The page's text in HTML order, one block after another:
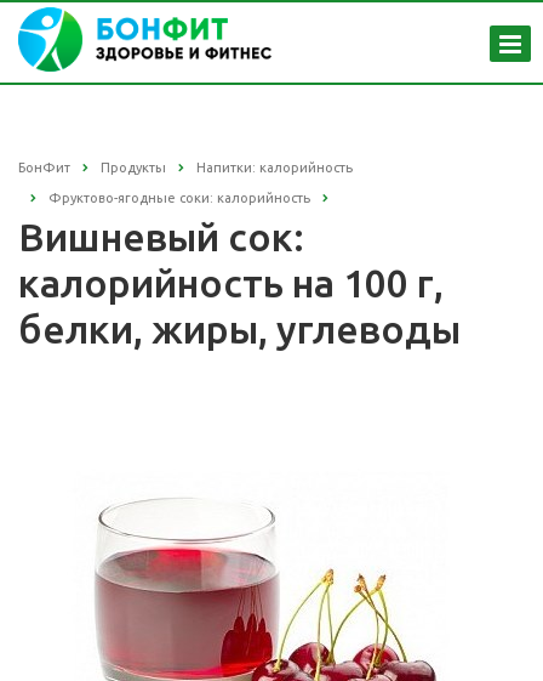
БонФит Продукты Напитки: калорийность
Фруктово-ягодные соки: калорийность
Вишневый сок:
калорийность на 100 г,
белки, жиры, углеводы